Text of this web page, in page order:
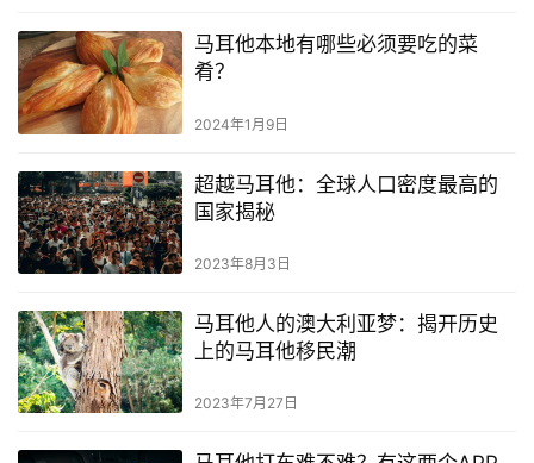
马耳他本地有哪些必须要吃的菜
肴？
2024年1月9日
超越马耳他：全球人口密度最高的
国家揭秘
2023年8月3日
马耳他人的澳大利亚梦：揭开历史
上的马耳他移民潮
2023年7月27日